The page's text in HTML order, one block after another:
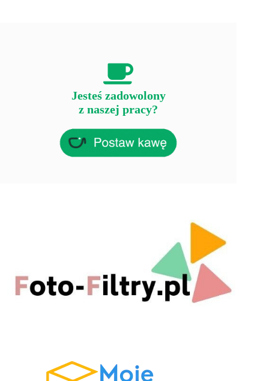
Jesteś zadowolony
z naszej pracy?